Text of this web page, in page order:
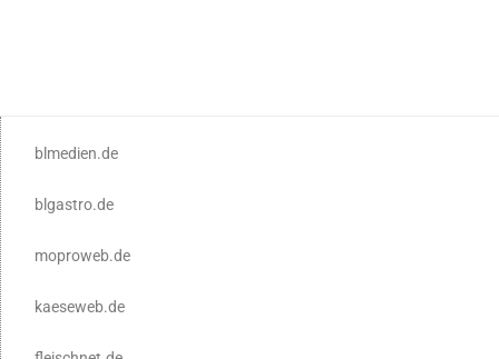
blmedien.de
blgastro.de
moproweb.de
kaeseweb.de